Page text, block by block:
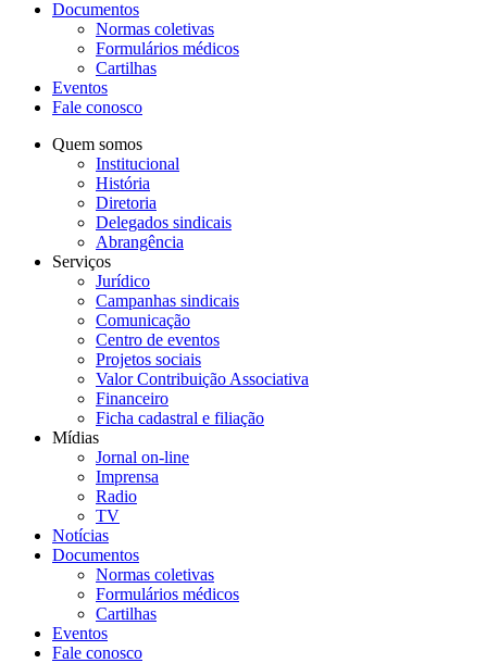
Documentos
Normas coletivas
Formulários médicos
Cartilhas
Eventos
Fale conosco
Quem somos
Institucional
História
Diretoria
Delegados sindicais
Abrangência
Serviços
Jurídico
Campanhas sindicais
Comunicação
Centro de eventos
Projetos sociais
Valor Contribuição Associativa
Financeiro
Ficha cadastral e filiação
Mídias
Jornal on-line
Imprensa
Radio
TV
Notícias
Documentos
Normas coletivas
Formulários médicos
Cartilhas
Eventos
Fale conosco